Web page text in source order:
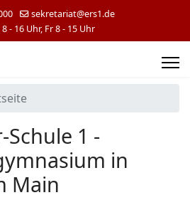
sekretariat@ers1.de
- 16 Uhr, Fr 8 - 15 Uhr
Schule 1 -
in
Main